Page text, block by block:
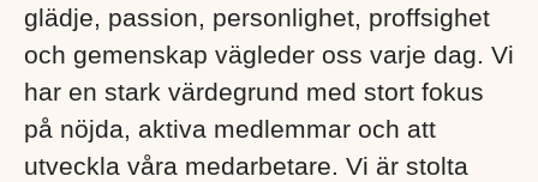
glädje, passion, personlighet, proffsighet
och gemenskap vägleder oss varje dag. Vi
har en stark värdegrund med stort fokus
på nöjda, aktiva medlemmar och att
utveckla våra medarbetare. Vi är stolta